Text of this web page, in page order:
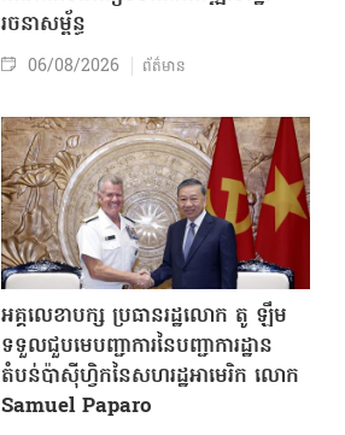
រចនាសម្ព័ន្ធ
06/08/2026 ព័ត៌មាន
អគ្គលេខាបក្ស ប្រធានរដ្ឋលោក តូ ឡឹម
ទទួលជួបមេបញ្ជាការនៃបញ្ជាការដ្ឋាន
តំបន់ប៉ាស៊ីហ្វិកនៃសហរដ្ឋអាមេរិក លោក
Samuel Paparo